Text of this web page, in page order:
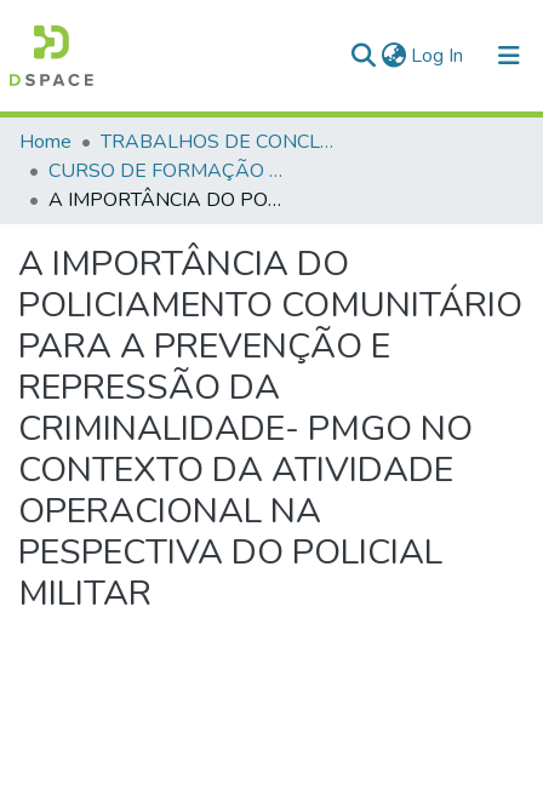
Log In (current)
Communities & Collections
All of DSpace
Home
TRABALHOS DE CONCLUSÃO DE CURSO - CFP (CURSO DE FORMAÇÃO DE PRAÇAS)
CURSO DE FORMAÇÃO DE PRAÇAS - CFP - 2023
A IMPORTÂNCIA DO POLICIAMENTO COMUNITÁRIO PARA A PREVENÇÃO E REPRESSÃO DA CRIMINALIDADE- PMGO NO CONTEXTO DA ATIVIDADE OPERACIONAL NA PESPECTIVA DO POLICIAL MILITAR
A IMPORTÂNCIA DO
POLICIAMENTO COMUNITÁRIO
PARA A PREVENÇÃO E
REPRESSÃO DA
CRIMINALIDADE- PMGO NO
CONTEXTO DA ATIVIDADE
OPERACIONAL NA
PESPECTIVA DO POLICIAL
MILITAR